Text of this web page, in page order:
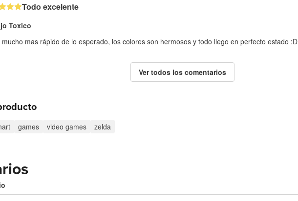
Todo excelente
Toxico
mucho mas rápido de lo esperado, los colores son hermosos y todo llego en perfecto estado :D
Ver todos los comentarios
games video games zelda